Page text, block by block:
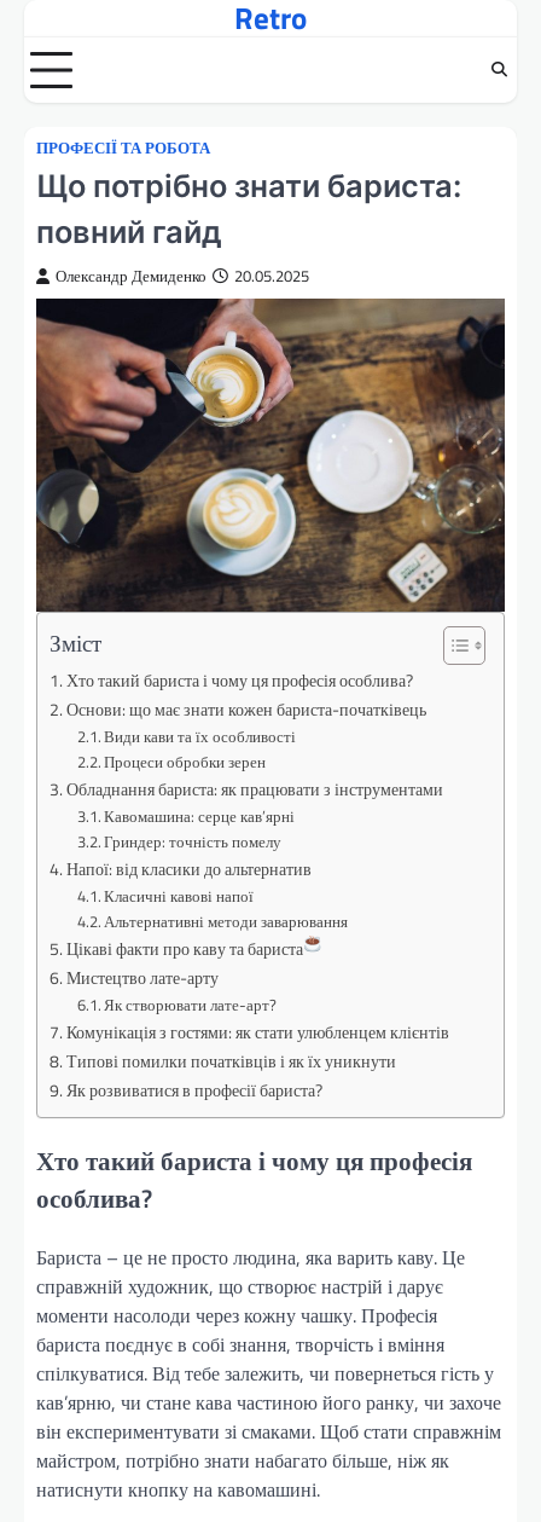
вмісту
Retro
ПРОФЕСІЇ ТА РОБОТА
Що потрібно знати бариста:
повний гайд
Олександр Демиденко 20.05.2025
Зміст
Хто такий бариста і чому ця професія особлива?
Основи: що має знати кожен бариста-початківець
Види кави та їх особливості
Процеси обробки зерен
Обладнання бариста: як працювати з інструментами
Кавомашина: серце кав’ярні
Гриндер: точність помелу
Напої: від класики до альтернатив
Класичні кавові напої
Альтернативні методи заварювання
Цікаві факти про каву та бариста
Мистецтво лате-арту
Як створювати лате-арт?
Комунікація з гостями: як стати улюбленцем клієнтів
Типові помилки початківців і як їх уникнути
Як розвиватися в професії бариста?
Хто такий бариста і чому ця професія
особлива?
Бариста – це не просто людина, яка варить каву. Це
справжній художник, що створює настрій і дарує
моменти насолоди через кожну чашку. Професія
бариста поєднує в собі знання, творчість і вміння
спілкуватися. Від тебе залежить, чи повернеться гість у
кав’ярню, чи стане кава частиною його ранку, чи захоче
він експериментувати зі смаками. Щоб стати справжнім
майстром, потрібно знати набагато більше, ніж як
натиснути кнопку на кавомашині.